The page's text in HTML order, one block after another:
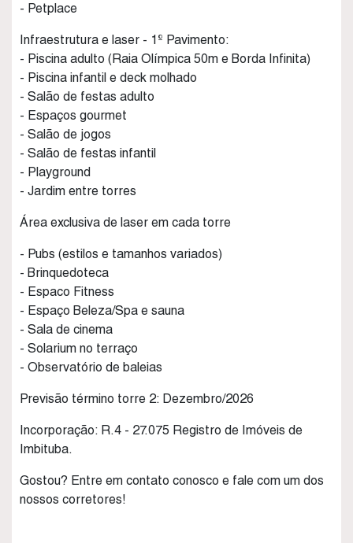
- Petplace
Infraestrutura e laser - 1º Pavimento:
- Piscina adulto (Raia Olímpica 50m e Borda Infinita)
- Piscina infantil e deck molhado
- Salão de festas adulto
- Espaços gourmet
- Salão de jogos
- Salão de festas infantil
- Playground
- Jardim entre torres
Área exclusiva de laser em cada torre
- Pubs (estilos e tamanhos variados)
- Brinquedoteca
- Espaco Fitness
- Espaço Beleza/Spa e sauna
- Sala de cinema
- Solarium no terraço
- Observatório de baleias
Previsão término torre 2: Dezembro/2026
Incorporação: R.4 - 27.075 Registro de Imóveis de
Imbituba.
Gostou? Entre em contato conosco e fale com um dos
nossos corretores!